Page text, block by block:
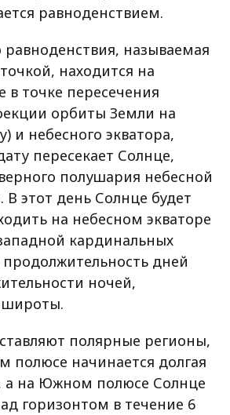
равноденствием.
равноденствия, называемая
находится на
в точке пересечения
орбиты Земли на
и небесного экватора,
пересекает Солнце,
полушария небесной
этот день Солнце будет
на небесном экваторе
кардинальных
продолжительность дней
ночей,
широты.
полярные регионы,
полюсе начинается долгая
а на Южном полюсе Солнце
горизонтом в течение 6